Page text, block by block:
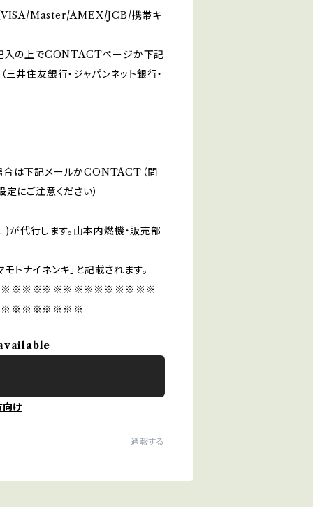
VISA/Master/AMEX/JCB/携帯キ
入の上でCONTACTページか下記
井住友銀行・ジャパンネット銀行・
合は下記メールかCONTACT（問
にご注意ください）
代行します。山本内燃機・販売部
トナイネンキ」と記載されます。
向け
通報する